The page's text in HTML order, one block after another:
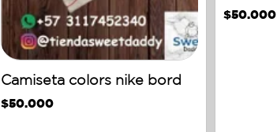
Camiseta colors nike bord
$50.000
$50.000